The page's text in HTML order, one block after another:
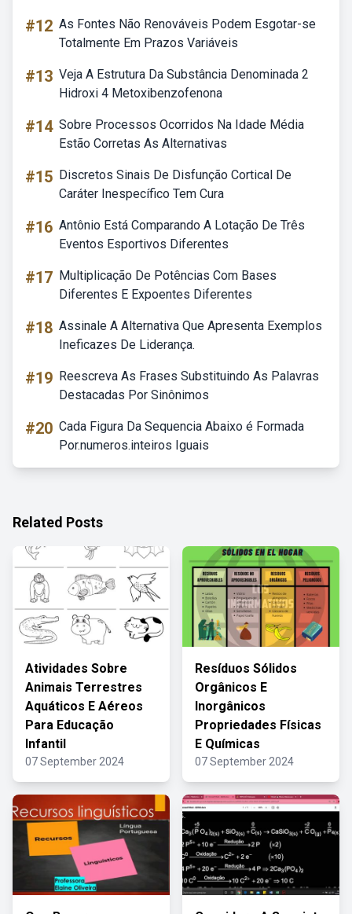
#12 As Fontes Não Renováveis Podem Esgotar-se
Totalmente Em Prazos Variáveis
#13 Veja A Estrutura Da Substância Denominada 2
Hidroxi 4 Metoxibenzofenona
#14 Sobre Processos Ocorridos Na Idade Média
Estão Corretas As Alternativas
#15 Discretos Sinais De Disfunção Cortical De
Caráter Inespecífico Tem Cura
#16 Antônio Está Comparando A Lotação De Três
Eventos Esportivos Diferentes
#17 Multiplicação De Potências Com Bases
Diferentes E Expoentes Diferentes
#18 Assinale A Alternativa Que Apresenta Exemplos
Ineficazes De Liderança.
#19 Reescreva As Frases Substituindo As Palavras
Destacadas Por Sinônimos
#20 Cada Figura Da Sequencia Abaixo é Formada
Por.numeros.inteiros Iguais
Related Posts
Atividades Sobre
Animais Terrestres
Aquáticos E Aéreos
Para Educação
Infantil
07 September 2024
Resíduos Sólidos
Orgânicos E
Inorgânicos
Propriedades Físicas
E Químicas
07 September 2024